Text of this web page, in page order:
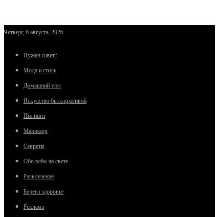
Четверг, 6 августа, 2026
Нужен совет?
Мода и стиль
Домашний уют
Искусство быть красивой
Пилинги
Маникюр
Секреты
Обо всём на свете
Развлечение
Береги здоровье
Реклама